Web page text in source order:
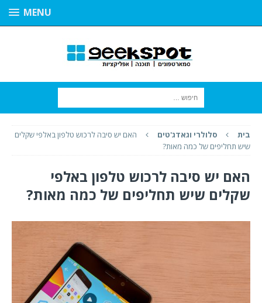
MENU
בית סלולרי וגאדג'טים
האם יש סיבה לרכוש טלפון באלפי שקלים
שיש תחליפים של כמה מאות?
האם יש סיבה לרכוש טלפון באלפי
שקלים שיש תחליפים של כמה מאות?